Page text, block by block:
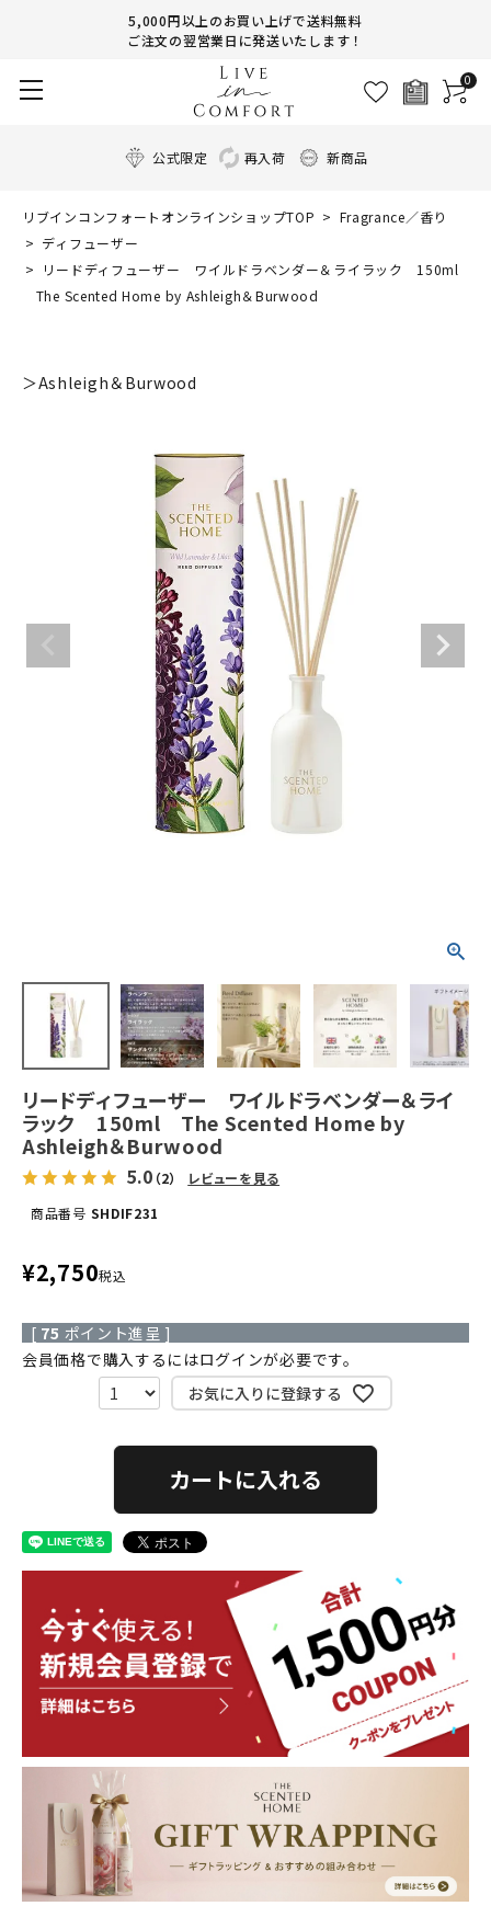
5,000円以上のお買い上げで送料無料
ご注文の翌営業日に発送いたします！
0
公式限定 再入荷 新商品
リブインコンフォートオンラインショップTOP
Fragrance／香り
ディフューザー
リードディフューザー ワイルドラベンダー＆ライラック 150ml
The Scented Home by Ashleigh＆Burwood
＞Ashleigh＆Burwood
リードディフューザー ワイルドラベンダー＆ライ
ラック 150ml The Scented Home by
Ashleigh＆Burwood
5.0 （2）
レビューを見る
商品番号 SHDIF231
¥2,750税込
[ 75 ポイント進呈 ]
会員価格で購入するにはログインが必要です。
お気に入りに登録する
カートに入れる